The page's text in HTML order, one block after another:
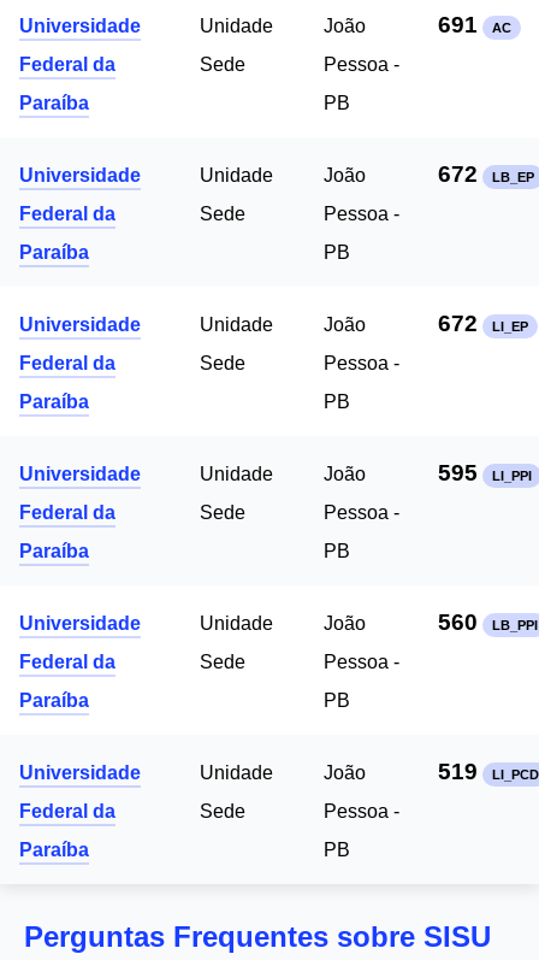
Universidade
Federal da
Paraíba
Unidade
Sede
João
Pessoa -
PB
691 AC
Universidade
Federal da
Paraíba
Unidade
Sede
João
Pessoa -
PB
672 LB_EP
Universidade
Federal da
Paraíba
Unidade
Sede
João
Pessoa -
PB
672 LI_EP
Universidade
Federal da
Paraíba
Unidade
Sede
João
Pessoa -
PB
595 LI_PPI
Universidade
Federal da
Paraíba
Unidade
Sede
João
Pessoa -
PB
560 LB_PPI
Universidade
Federal da
Paraíba
Unidade
Sede
João
Pessoa -
PB
519 LI_PCD
Perguntas Frequentes sobre SISU